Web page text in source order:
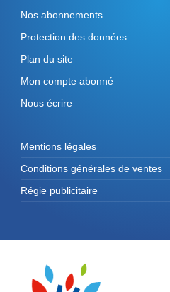
Nos abonnements
Protection des données
Plan du site
Mon compte abonné
Nous écrire
Mentions légales
Conditions générales de ventes
Régie publicitaire